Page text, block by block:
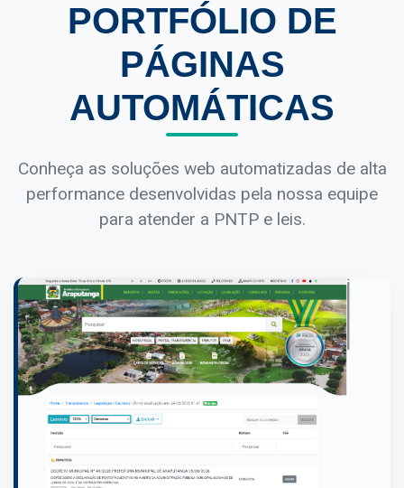
PORTFÓLIO DE
PÁGINAS
AUTOMÁTICAS
Conheça as soluções web automatizadas de alta
performance desenvolvidas pela nossa equipe
para atender a PNTP e leis.